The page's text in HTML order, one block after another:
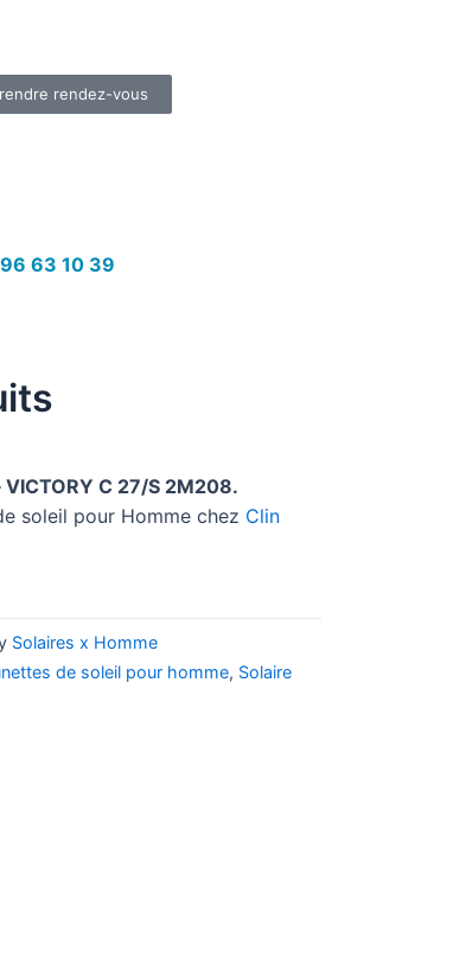
rendez-vous
63 10 39
VICTORY C 27/S 2M208.
soleil pour Homme chez Clin
Solaires x Homme
de soleil pour homme, Solaire